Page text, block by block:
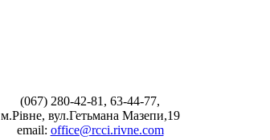
(067) 280-42-81, 63-44-77,
м.Рівне, вул.Гетьмана Мазепи,19
email: office@rcci.rivne.com